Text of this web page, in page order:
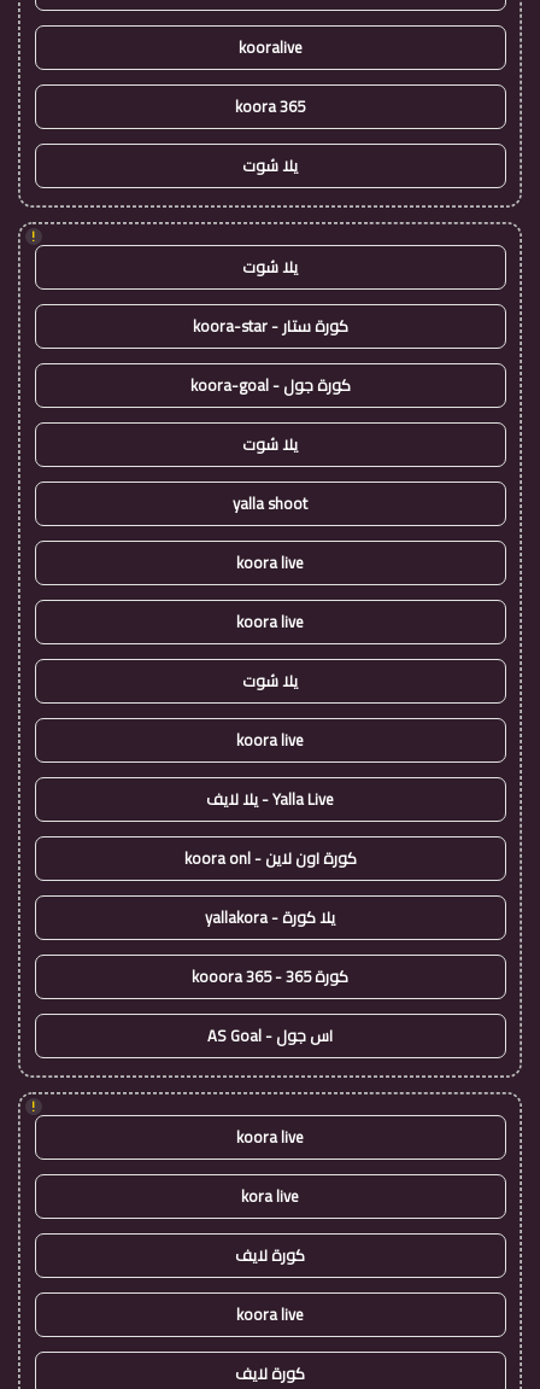
kooralive
koora 365
يلا شوت
!
يلا شوت
كورة ستار - koora-star
كورة جول - koora-goal
يلا شوت
yalla shoot
koora live
koora live
يلا شوت
koora live
Yalla Live - يلا لايف
كورة اون لاين - koora onl
يلا كورة - yallakora
كورة 365 - kooora 365
اس جول - AS Goal
!
koora live
kora live
كورة لايف
koora live
كورة لايف